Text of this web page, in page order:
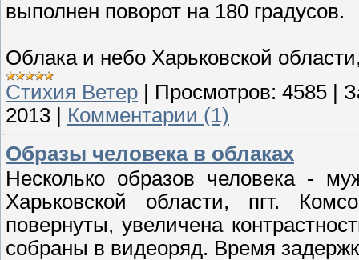
выполнен поворот на 180 градусов.
Облака и небо Харьковской
Стихия Ветер
Просмотров: 4585
2013
Комментарии (1)
Образы человека в облаках
Несколько образов человека -
Харьковской области, пгт.
повернуты, увеличена
собраны в видеоряд. Время